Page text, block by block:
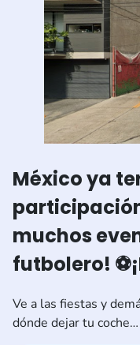
México ya
muchos
futbolero! ⚽
Ve a las fiestas y
dónde dejar tu coche…